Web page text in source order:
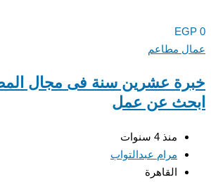
EGP 0
عمال مطاعم
خبرة عشرين سنة فى مجال
ابحث عن عمل
منذ 4 سنوات
مرام عبدالتواب
القاهرة